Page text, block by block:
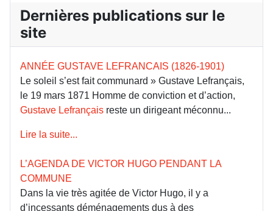
Dernières publications sur le
site
ANNÉE GUSTAVE LEFRANCAIS (1826-1901)
Le soleil s’est fait communard » Gustave Lefrançais,
le 19 mars 1871 Homme de conviction et d’action,
Gustave Lefrançais reste un dirigeant méconnu...
Lire la suite...
L’AGENDA DE VICTOR HUGO PENDANT LA
COMMUNE
Dans la vie très agitée de Victor Hugo, il y a
d’incessants déménagements dus à des